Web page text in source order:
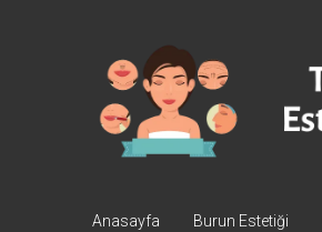
Türkiye'nin
Estetik
Rehberi
Anasayfa Burun Estetiği